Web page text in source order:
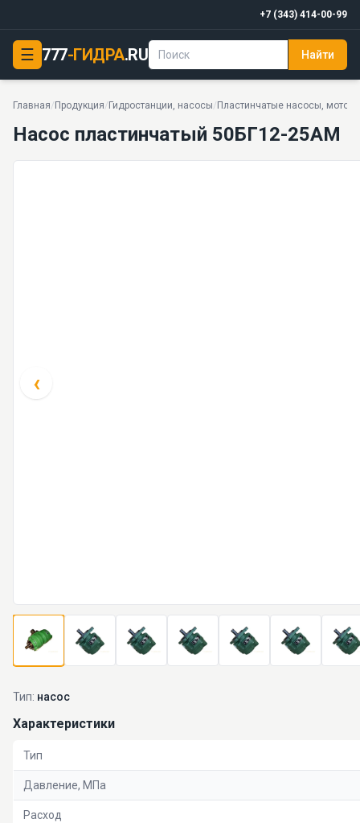
+7 (343) 414-00-99
☰ 777-ГИДРА.RU Найти
Главная/ Продукция/ Гидростанции, насосы/ Пластинчатые насосы, моторы
Насос пластинчатый 50БГ12-25АМ
Насос пластинчатый 50БГ12-25АМ
‹
Тип: насос
Характеристики
Тип
Давление, МПа
Расход